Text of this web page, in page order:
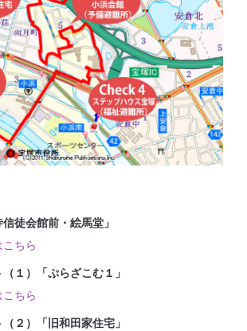
徒会館前・絵馬堂」
ちら
１）「ぷらざこむ１」
ちら
２）「旧和田家住宅」